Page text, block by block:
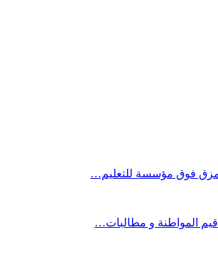
فوق مؤسسة للتعليم…
المواطنة و مطالبات…